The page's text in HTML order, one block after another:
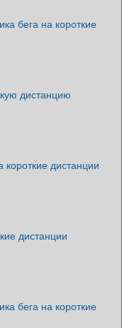
бега на короткие
дистанцию
короткие дистанции
дистанции
бега на короткие